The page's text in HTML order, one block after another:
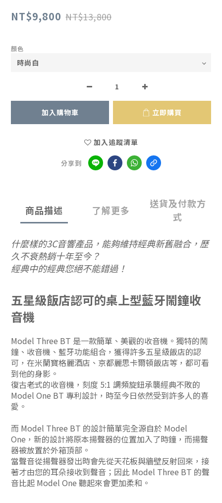
NT$9,800 NT$13,800
顏色
加入購物車 立即購買
加入追蹤清單
分享到
商品描述 了解更多
送貨及付款方
式
什麼樣的3C音響產品，能夠維持經典新舊融合，歷
久不衰熱銷十年至今？
經典中的經典您絕不能錯過！
五星級飯店認可的桌上型藍牙鬧鐘收
音機
Model Three BT 是一款簡單、美觀的收音機。獨特的鬧
鐘、收音機、藍牙功能組合，獲得許多五星級飯店的認
可，在米蘭寶格麗酒店、京都麗思卡爾頓飯店等，都可看
到他的身影。
復古老式的收音機，刻度 5:1 調頻旋鈕承襲經典不敗的
Model One BT 專利設計，時至今日依然受到許多人的喜
愛。
而 Model Three BT 的設計簡單完全源自於 Model
One，新的設計將原本揚聲器的位置加入了時鐘，而揚聲
器被放置於外箱頂部。
當聲音從揚聲器發出時會先從天花板與牆壁反射回來，接
著才由您的耳朵接收到聲音；因此 Model Three BT 的聲
音比起 Model One 聽起來會更加柔和。